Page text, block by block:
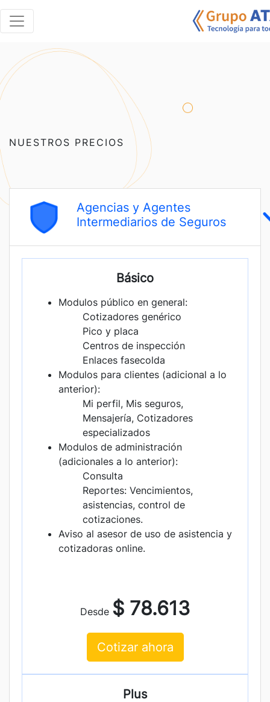
NUESTROS PRECIOS
Agencias y Agentes
Intermediarios de Seguros
Básico
Modulos público en general:
Cotizadores genérico
Pico y placa
Centros de inspección
Enlaces fasecolda
Modulos para clientes (adicional a lo
anterior):
Mi perfil, Mis seguros,
Mensajería, Cotizadores
especializados
Modulos de administración
(adicionales a lo anterior):
Consulta
Reportes: Vencimientos,
asistencias, control de
cotizaciones.
Aviso al asesor de uso de asistencia y
cotizadoras online.
Desde $ 78.613
Cotizar ahora
Plus